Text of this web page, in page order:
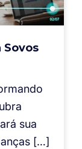
sua
[…]